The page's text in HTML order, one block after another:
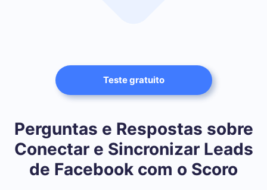
Teste gratuito
Perguntas e Respostas sobre
Conectar e Sincronizar Leads
de Facebook com o Scoro